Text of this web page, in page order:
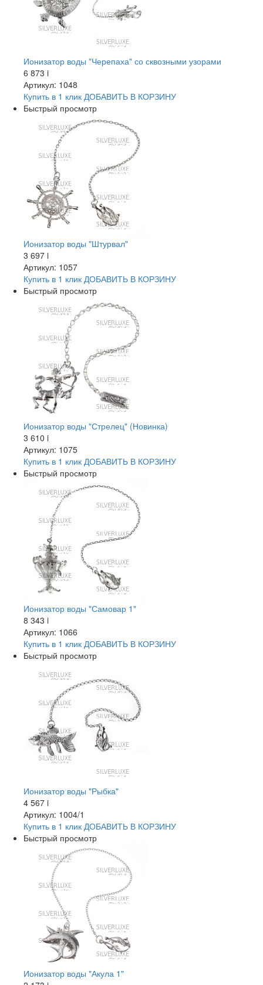
Ионизатор воды "Черепаха" со сквозными узорами
6 873 i
Артикул: 1048
Купить в 1 клик ДОБАВИТЬ В КОРЗИНУ
Быстрый просмотр
Ионизатор воды "Штурвал"
3 697 i
Артикул: 1057
Купить в 1 клик ДОБАВИТЬ В КОРЗИНУ
Быстрый просмотр
Ионизатор воды "Стрелец" (Новинка)
3 610 i
Артикул: 1075
Купить в 1 клик ДОБАВИТЬ В КОРЗИНУ
Быстрый просмотр
Ионизатор воды "Самовар 1"
8 343 i
Артикул: 1066
Купить в 1 клик ДОБАВИТЬ В КОРЗИНУ
Быстрый просмотр
Ионизатор воды "Рыбка"
4 567 i
Артикул: 1004/1
Купить в 1 клик ДОБАВИТЬ В КОРЗИНУ
Быстрый просмотр
Ионизатор воды "Акула 1"